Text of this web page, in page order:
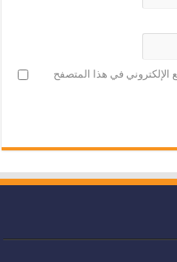
الإلكتروني في هذا المتصفح